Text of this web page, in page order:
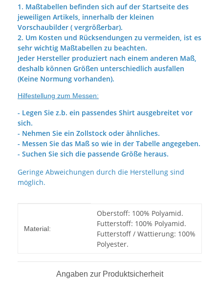
1. Maßtabellen befinden sich auf der Startseite des
jeweiligen Artikels, innerhalb der kleinen
Vorschaubilder ( vergrößerbar).
2. Um Kosten und Rücksendungen zu vermeiden, ist es
sehr wichtig Maßtabellen zu beachten.
Jeder Hersteller produziert nach einem anderen Maß,
deshalb können Größen unterschiedlich ausfallen
(Keine Normung vorhanden).
Hilfestellung zum Messen:
- Legen Sie z.b. ein passendes Shirt ausgebreitet vor
sich.
- Nehmen Sie ein Zollstock oder ähnliches.
- Messen Sie das Maß so wie in der Tabelle angegeben.
- Suchen Sie sich die passende Größe heraus.
Geringe Abweichungen durch die Herstellung sind
möglich.
Material:
Oberstoff: 100% Polyamid.
Futterstoff: 100% Polyamid.
Futterstoff / Wattierung: 100%
Polyester.
Angaben zur Produktsicherheit